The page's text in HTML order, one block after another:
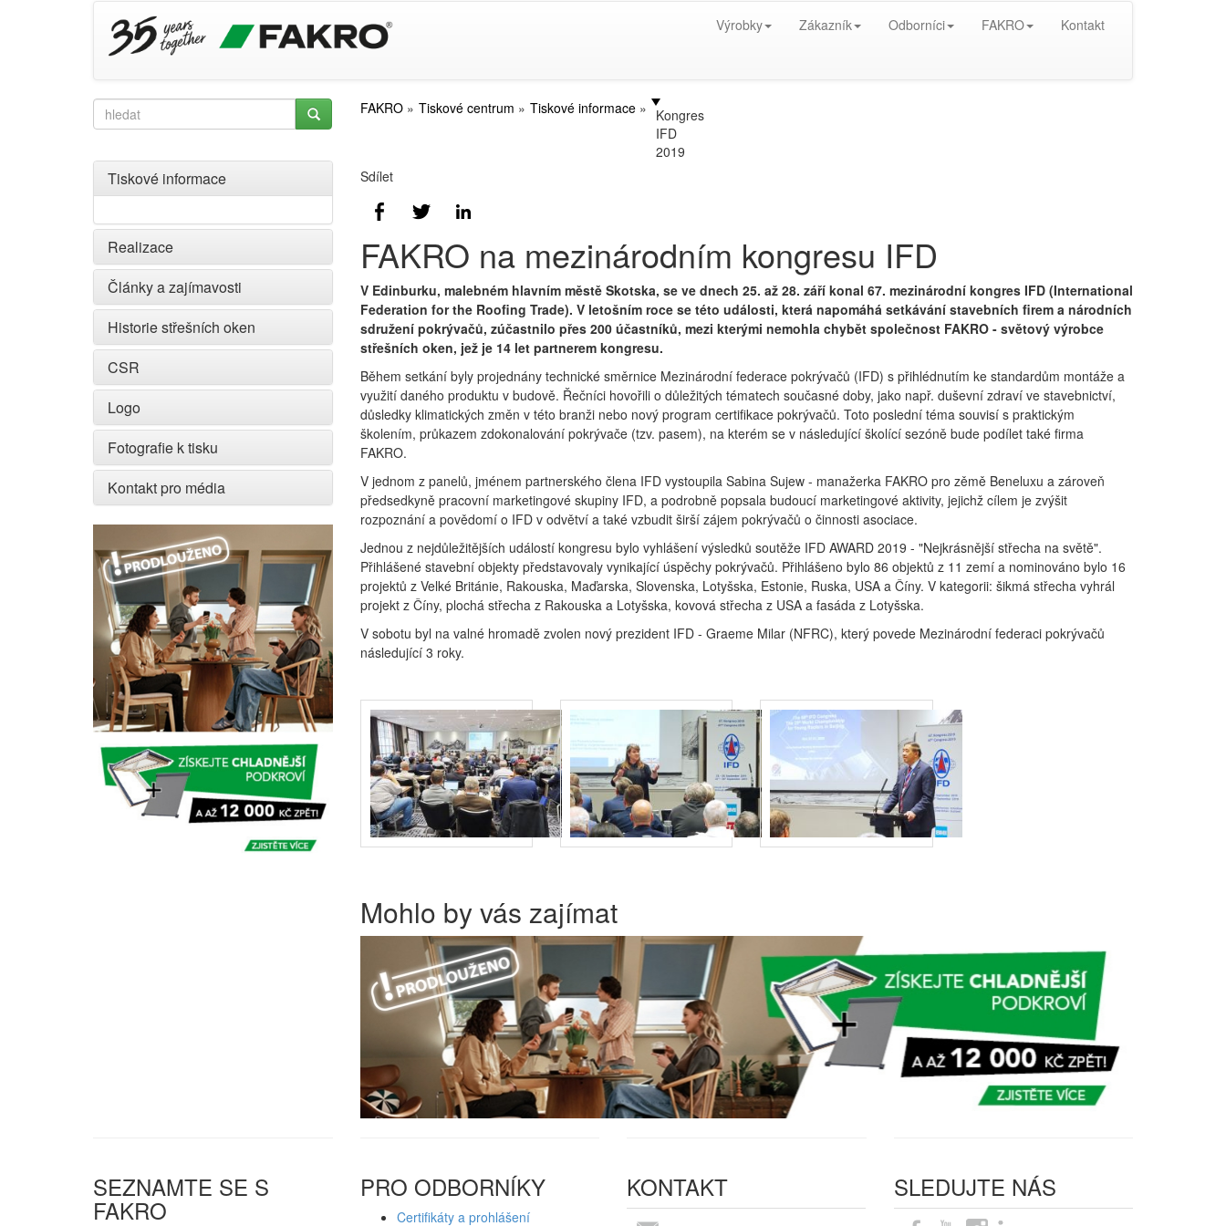
Výrobky Zákazník Odborníci FAKRO Kontakt
FAKRO Tiskové centrum Tiskové informace
Kongres
IFD
2019
Tiskové informace
Realizace
Články a zajímavosti
Historie střešních oken
CSR
Logo
Fotografie k tisku
Kontakt pro média
Sdílet
FAKRO na mezinárodním kongresu IFD
V Edinburku, malebném hlavním městě Skotska, se ve dnech 25. až 28. září konal 67. mezinárodní kongres IFD (International
Federation for the Roofing Trade). V letošním roce se této události, která napomáhá setkávání stavebních firem a národních
sdružení pokrývačů, zúčastnilo přes 200 účastníků, mezi kterými nemohla chybět společnost FAKRO - světový výrobce
střešních oken, jež je 14 let partnerem kongresu.
Během setkání byly projednány technické směrnice Mezinárodní federace pokrývačů (IFD) s přihlédnutím ke standardům montáže a
využití daného produktu v budově. Řečníci hovořili o důležitých tématech současné doby, jako např. duševní zdraví ve stavebnictví,
důsledky klimatických změn v této branži nebo nový program certifikace pokrývačů. Toto poslední téma souvisí s praktickým
školením, průkazem zdokonalování pokrývače (tzv. pasem), na kterém se v následující školící sezóně bude podílet také firma
FAKRO.
V jednom z panelů, jménem partnerského člena IFD vystoupila Sabina Sujew - manažerka FAKRO pro zěmě Beneluxu a zároveň
předsedkyně pracovní marketingové skupiny IFD, a podrobně popsala budoucí marketingové aktivity, jejichž cílem je zvýšit
rozpoznání a povědomí o IFD v odvětví a také vzbudit širší zájem pokrývačů o činnosti asociace.
Jednou z nejdůležitějších událostí kongresu bylo vyhlášení výsledků soutěže IFD AWARD 2019 - "Nejkrásnější střecha na světě".
Přihlášené stavební objekty představovaly vynikající úspěchy pokrývačů. Přihlášeno bylo 86 objektů z 11 zemí a nominováno bylo 16
projektů z Velké Británie, Rakouska, Maďarska, Slovenska, Lotyšska, Estonie, Ruska, USA a Číny. V kategorii: šikmá střecha vyhrál
projekt z Číny, plochá střecha z Rakouska a Lotyšska, kovová střecha z USA a fasáda z Lotyšska.
V sobotu byl na valné hromadě zvolen nový prezident IFD - Graeme Milar (NFRC), který povede Mezinárodní federaci pokrývačů
následující 3 roky.
Mohlo by vás zajímat
SEZNAMTE SE S
FAKRO
PRO ODBORNÍKY
Certifikáty a prohlášení
KONTAKT SLEDUJTE NÁS